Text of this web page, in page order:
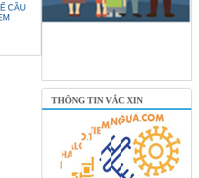
CẦU
THÔNG TIN VẮC XIN